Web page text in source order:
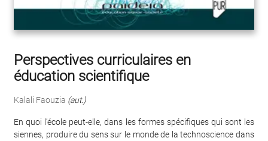
Perspectives curriculaires en
éducation scientifique
Kalali Faouzia (aut.)
En quoi l’école peut-elle, dans les formes spécifiques qui sont les
siennes, produire du sens sur le monde de la technoscience dans